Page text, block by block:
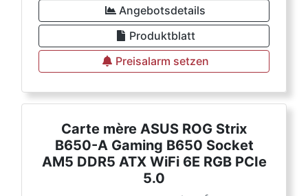
Angebotsdetails
Produktblatt
Preisalarm setzen
Carte mère ASUS ROG Strix
B650-A Gaming B650 Socket
AM5 DDR5 ATX WiFi 6E RGB PCIe
5.0